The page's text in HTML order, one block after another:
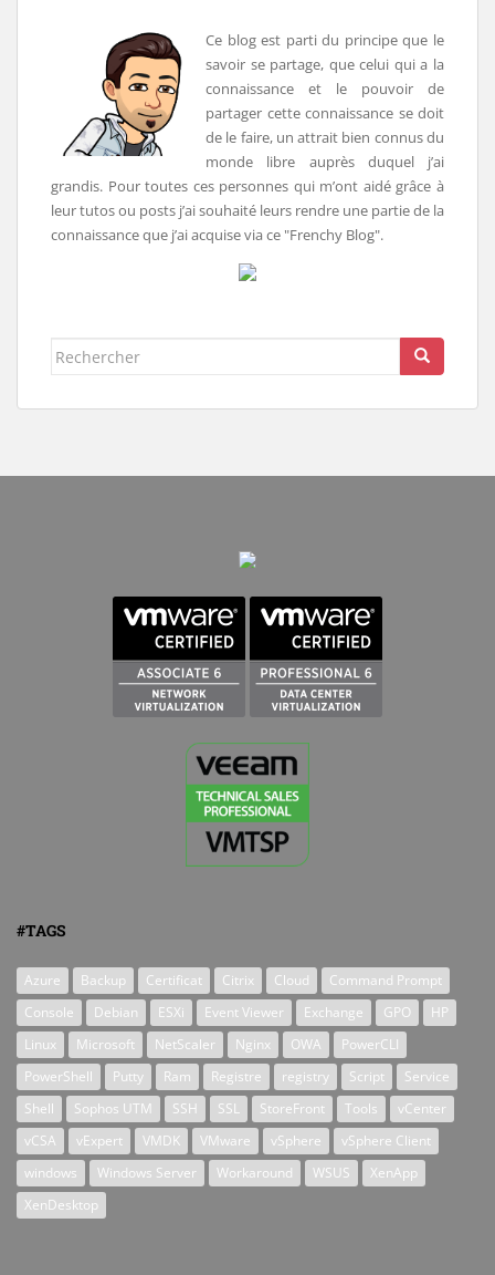
Ce blog est parti du principe que le
savoir se partage, que celui qui a la
connaissance et le pouvoir de
partager cette connaissance se doit
de le faire, un attrait bien connus du
monde libre auprès duquel j’ai
grandis. Pour toutes ces personnes qui m’ont aidé grâce à
leur tutos ou posts j’ai souhaité leurs rendre une partie de la
connaissance que j’ai acquise via ce "Frenchy Blog".
Rechercher...
#TAGS
Azure Backup Certificat Citrix Cloud
Command Prompt
Console
Debian ESXi Event Viewer Exchange GPO
HP
Linux
Microsoft NetScaler Nginx OWA
PowerCLI
PowerShell
Putty Ram Registre registry Script
Service
Shell
Sophos UTM SSH SSL StoreFront Tools
vCenter
vCSA
vExpert VMDK VMware vSphere
vSphere Client
windows
Windows Server Workaround WSUS
XenApp
XenDesktop